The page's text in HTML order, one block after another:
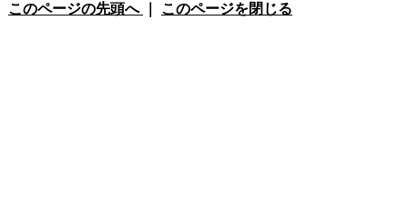
このページの先頭へ このページを閉じる